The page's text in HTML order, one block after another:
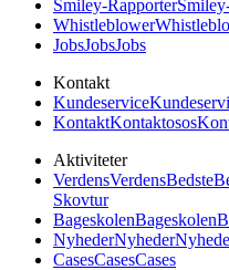
Smiley-Rapporter
Whistleblower
JobsJobsJobs
Kontakt
Kundeservice
KontaktKontaktosos
Aktiviteter
VerdensVerdensBedste
Skovtur
BageskolenBageskolen
NyhederNyheder
CasesCasesCases